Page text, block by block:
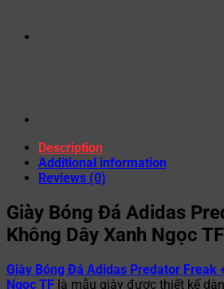
Description
Additional information
Reviews (0)
Giày Bóng Đá Adidas
Không Dây Xanh Ngọc TF
Giày Bóng Đá Adidas Predator Freak
Ngọc TF là mẫu giày được thiết kế